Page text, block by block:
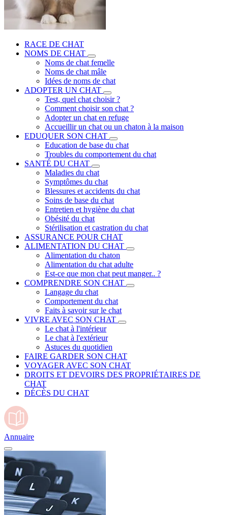
RACE DE CHAT
NOMS DE CHAT
Noms de chat femelle
Noms de chat mâle
Idées de noms de chat
ADOPTER UN CHAT
Test, quel chat choisir ?
Comment choisir son chat ?
Adopter un chat en refuge
Accueillir un chat ou un chaton à la maison
EDUQUER SON CHAT
Education de base du chat
Troubles du comportement du chat
SANTÉ DU CHAT
Maladies du chat
Symptômes du chat
Blessures et accidents du chat
Soins de base du chat
Entretien et hygiène du chat
Obésité du chat
Stérilisation et castration du chat
ASSURANCE POUR CHAT
ALIMENTATION DU CHAT
Alimentation du chaton
Alimentation du chat adulte
Est-ce que mon chat peut manger.. ?
COMPRENDRE SON CHAT
Langage du chat
Comportement du chat
Faits à savoir sur le chat
VIVRE AVEC SON CHAT
Le chat à l'intérieur
Le chat à l'extérieur
Astuces du quotidien
FAIRE GARDER SON CHAT
VOYAGER AVEC SON CHAT
DROITS ET DEVOIRS DES PROPRIÉTAIRES DE
CHAT
DÉCÈS DU CHAT
Annuaire